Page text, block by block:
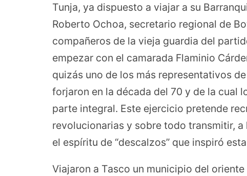
Tunja, ya dispuesto a viajar a su
Roberto Ochoa, secretario regional de
compañeros de la vieja guardia del
empezar con el camarada Flaminio
quizás uno de los más representativos
forjaron en la década del 70 y de la cual
parte integral. Este ejercicio pretende
revolucionarias y sobre todo transmitir,
el espíritu de “descalzos” que inspiró
Viajaron a Tasco un municipio del